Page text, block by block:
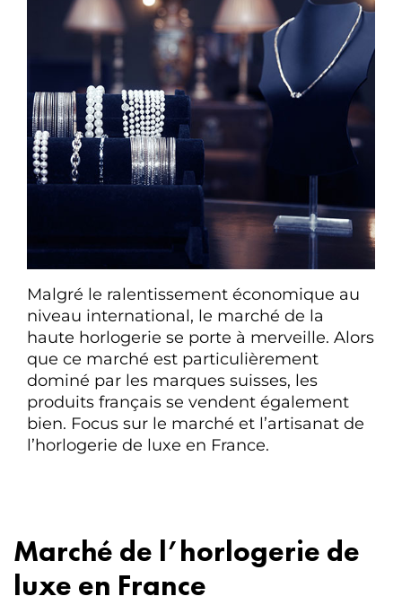
Malgré le ralentissement économique au
niveau international, le marché de la
haute horlogerie se porte à merveille. Alors
que ce marché est particulièrement
dominé par les marques suisses, les
produits français se vendent également
bien. Focus sur le marché et l’artisanat de
l’horlogerie de luxe en France.
Marché de l’horlogerie de
luxe en France